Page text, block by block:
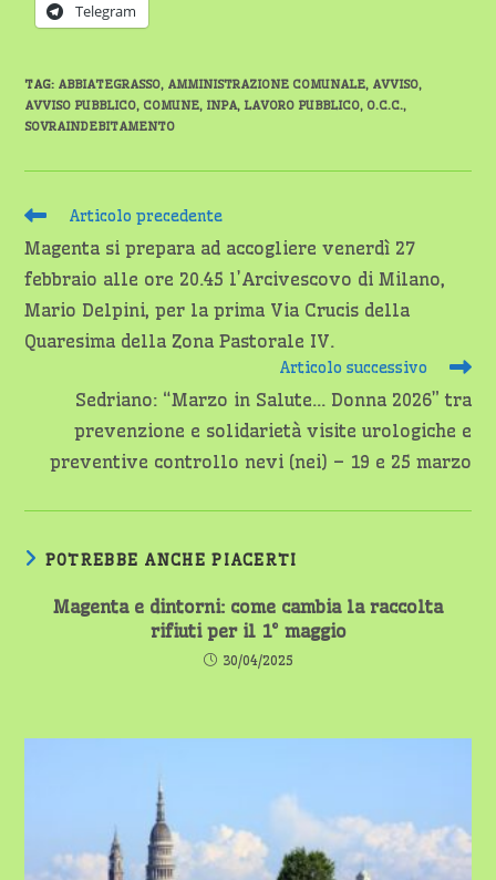
Telegram
TAG: ABBIATEGRASSO, AMMINISTRAZIONE COMUNALE, AVVISO,
AVVISO PUBBLICO, COMUNE, INPA, LAVORO PUBBLICO, O.C.C.,
SOVRAINDEBITAMENTO
Leggi
articoli
Articolo precedente
Magenta si prepara ad accogliere venerdì 27
febbraio alle ore 20.45 l’Arcivescovo di Milano,
Mario Delpini, per la prima Via Crucis della
Quaresima della Zona Pastorale IV.
Articolo successivo
Sedriano: “Marzo in Salute… Donna 2026” tra
prevenzione e solidarietà visite urologiche e
preventive controllo nevi (nei) – 19 e 25 marzo
POTREBBE ANCHE PIACERTI
Magenta e dintorni: come cambia la raccolta
rifiuti per il 1° maggio
30/04/2025